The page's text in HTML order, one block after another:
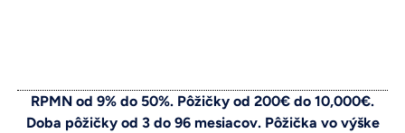
RPMN od 9% do 50%. Pôžičky od 200€ do 10,000€.
Doba pôžičky od 3 do 96 mesiacov. Pôžička vo výške